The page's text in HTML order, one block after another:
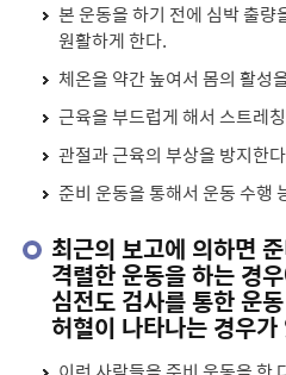
본 운동을 하기 전에 심박 출량
원활하게 한다.
체온을 약간 높여서 몸의 활성
근육을 부드럽게 해서 스트레
관절과 근육의 부상을 방지한
준비 운동을 통해서 운동 수행
최근의 보고에 의하면
격렬한 운동을 하는 경
심전도 검사를 통한 운
허혈이 나타나는 경우